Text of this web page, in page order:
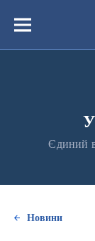
вмістуМеню
Єдиний
Новини